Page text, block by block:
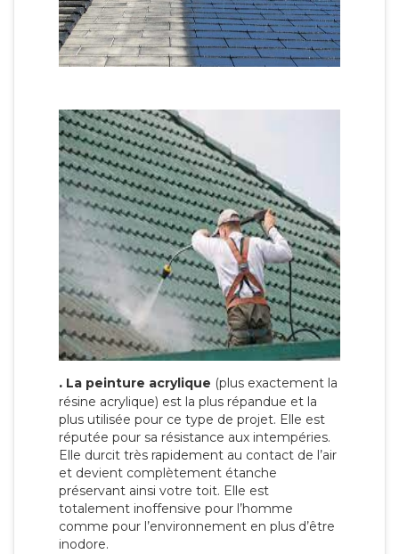
. La peinture acrylique (plus exactement la
résine acrylique) est la plus répandue et la
plus utilisée pour ce type de projet. Elle est
réputée pour sa résistance aux intempéries.
Elle durcit très rapidement au contact de l’air
et devient complètement étanche
préservant ainsi votre toit. Elle est
totalement inoffensive pour l’homme
comme pour l’environnement en plus d’être
inodore.